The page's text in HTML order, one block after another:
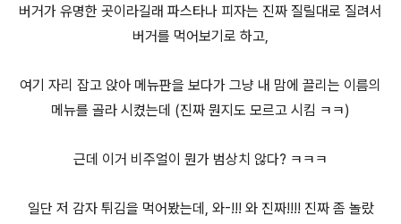
버거가 유명한 곳이라길래 파스타나 피자는 진짜 질릴대로 질려서
버거를 먹어보기로 하고,
여기 자리 잡고 앉아 메뉴판을 보다가 그냥 내 맘에 끌리는 이름의
메뉴를 골라 시켰는데 (진짜 뭔지도 모르고 시킴 ㅋㅋ)
근데 이거 비주얼이 뭔가 범상치 않다? ㅋㅋㅋ
일단 저 감자 튀김을 먹어봤는데, 와-!!! 와 진짜!!!! 진짜 좀 놀랐